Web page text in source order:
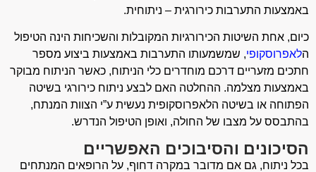
באמצעות התערבות כירורגית – ניתוחית.
כיום, אחת השיטות הכירורגיות המקובלות והשכיחות הינה הטיפול
הלאפרוסקופי, שמשמעותו התערבות באמצעות ביצוע מספר
חתכים מזעריים דרכם מוחדרים כלי הניתוח, כאשר הניתוח מבוקר
באמצעות מצלמה. ההחלטה האם לבצע ניתוח כירורגי בשיטה
הפתוחה או בשיטה הלאפרוסקופית נעשית ע”י הצוות המנתח,
בהתבסס על מצבו של החולה, ואופן הטיפול הנדרש.
הסיכונים והסיבוכים האפשריים
בכל ניתוח, גם אם מדובר במקרה דחוף, על הרופאים המנתחים